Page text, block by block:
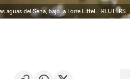
aguas del Sena, bajo la Torre Eiffel. REUTERS